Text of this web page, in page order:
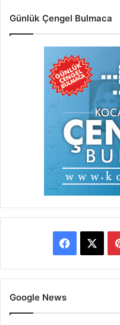
Günlük Çengel Bulmaca
Facebook
Google News